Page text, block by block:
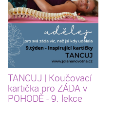
TANCUJ | Koučovací
kartička pro ZÁDA v
POHODĚ - 9. lekce